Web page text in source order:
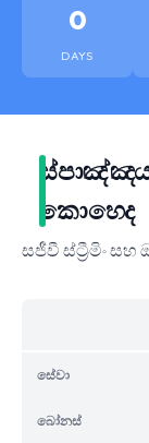
0
DAYS
කොහෙද
සජීවී ස්ට්‍රීමිං